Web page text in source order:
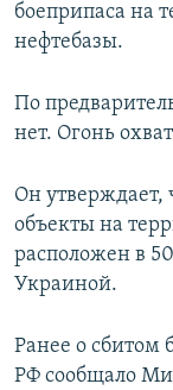
боеприпаса на
нефтебазы.
По
нет. Огонь
Он утверждает,
объекты на
расположен в
Украиной.
Ранее о сбитом
РФ сообщало